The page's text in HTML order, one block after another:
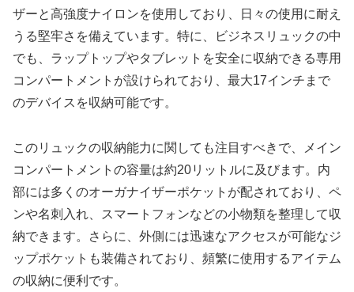
ザーと高強度ナイロンを使用しており、日々の使用に耐え
うる堅牢さを備えています。特に、ビジネスリュックの中
でも、ラップトップやタブレットを安全に収納できる専用
コンパートメントが設けられており、最大17インチまで
のデバイスを収納可能です。
このリュックの収納能力に関しても注目すべきで、メイン
コンパートメントの容量は約20リットルに及びます。内
部には多くのオーガナイザーポケットが配されており、ペ
ンや名刺入れ、スマートフォンなどの小物類を整理して収
納できます。さらに、外側には迅速なアクセスが可能なジ
ップポケットも装備されており、頻繁に使用するアイテム
の収納に便利です。